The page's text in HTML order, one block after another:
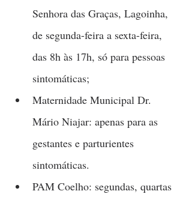
Senhora das Graças, Lagoinha,
de segunda-feira a sexta-feira,
das 8h às 17h, só para pessoas
sintomáticas;
Maternidade Municipal Dr.
Mário Niajar: apenas para as
gestantes e parturientes
sintomáticas.
PAM Coelho: segundas, quartas